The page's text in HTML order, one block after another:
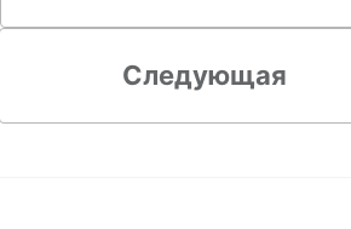
Следующая